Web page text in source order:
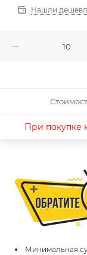
Нашли
При покупке
Минимальная